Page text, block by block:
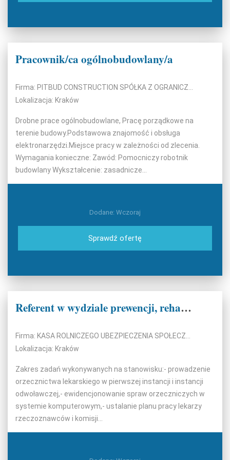
Pracownik/ca ogólnobudowlany/a
Lokalizacja: Kraków
Drobne prace ogólnobudowlane, Pracę porządkowe na
terenie budowy.Podstawowa znajomość i obsługa
elektronarzędzi.Miejsce pracy w zależności od zlecenia.
Wymagania konieczne: Zawód: Pomocniczy robotnik
budowlany Wykształcenie: zasadnicze...
Dodane: Wczoraj
Sprawdź ofertę
Referent w wydziale prewencji, rehabilitacji i orzecznictwa lekarskiego k/m
Lokalizacja: Kraków
Zakres zadań wykonywanych na stanowisku:- prowadzenie
orzecznictwa lekarskiego w pierwszej instancji i instancji
odwoławczej,- ewidencjonowanie spraw orzeczniczych w
systemie komputerowym,- ustalanie planu pracy lekarzy
rzeczoznawców i komisji...